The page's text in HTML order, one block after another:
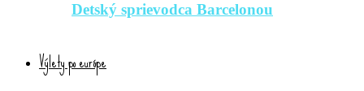
Detský sprievodca Barcelonou
Výlety po európe